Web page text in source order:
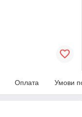
Оплата Умови